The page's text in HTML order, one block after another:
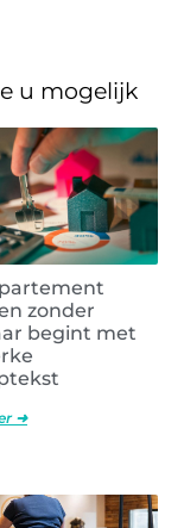
u mogelijk
zonder
begint met
➜